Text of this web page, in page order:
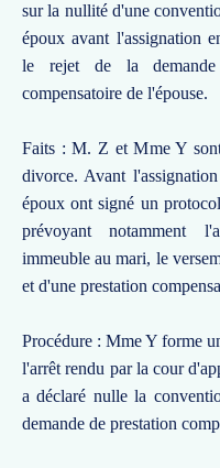
sur la nullité d'une
époux avant l'assignation
le rejet de la demande
compensatoire de l'épouse.
Faits : M. Z et Mme Y
divorce. Avant
époux ont signé un
prévoyant notamment
immeuble au mari, le
et d'une prestation
Procédure : Mme Y forme
l'arrêt rendu par la cour
a déclaré nulle la
demande de prestation